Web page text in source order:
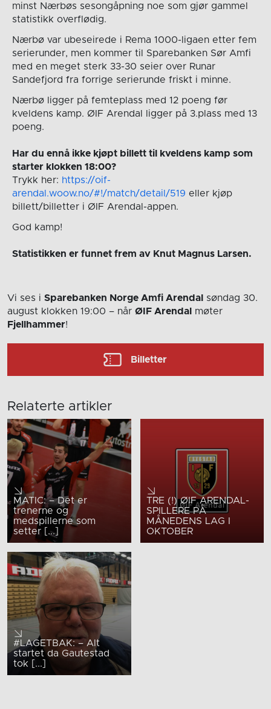
minst Nærbøs sesongåpning noe som gjør gammel
statistikk overflødig.
Nærbø var ubeseirede i Rema 1000-ligaen etter fem
serierunder, men kommer til Sparebanken Sør Amfi
med en meget sterk 33-30 seier over Runar
Sandefjord fra forrige serierunde friskt i minne.
Nærbø ligger på femteplass med 12 poeng før
kveldens kamp. ØIF Arendal ligger på 3.plass med 13
poeng.
Har du ennå ikke kjøpt billett til kveldens kamp som
starter klokken 18:00?
Trykk her: https://oif-
arendal.woow.no/#!/match/detail/519 eller kjøp
billett/billetter i ØIF Arendal-appen.
God kamp!
Statistikken er funnet frem av Knut Magnus Larsen.
Vi ses i Sparebanken Norge Amfi Arendal
søndag 30.
august klokken 19:00 – når ØIF Arendal
møter
Fjellhammer!
Billetter
Relaterte artikler
MATIC: – Det er
trenerne og
medspillerne som
setter [...]
TRE (!) ØIF ARENDAL-
SPILLERE PÅ
MÅNEDENS LAG I
OKTOBER
#LAGETBAK: – Alt
startet da Gautestad
tok [...]